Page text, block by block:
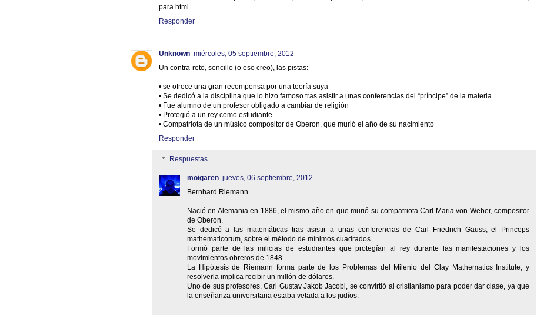
para.html
Responder
Unknown miércoles, 05 septiembre, 2012
Un contra-reto, sencillo (o eso creo), las pistas:
• se ofrece una gran recompensa por una teoría suya
• Se dedicó a la disciplina que lo hizo famoso tras asistir a unas conferencias del “príncipe” de la materia
• Fue alumno de un profesor obligado a cambiar de religión
• Protegió a un rey como estudiante
• Compatriota de un músico compositor de Oberon, que murió el año de su nacimiento
Responder
Respuestas
moigaren jueves, 06 septiembre, 2012
Bernhard Riemann.
Nació en Alemania en 1886, el mismo año en que murió su compatriota Carl Maria von Weber, compositor
de Oberon.
Se dedicó a las matemáticas tras asistir a unas conferencias de Carl Friedrich Gauss, el Princeps
mathematicorum, sobre el método de mínimos cuadrados.
Formó parte de las milicias de estudiantes que protegían al rey durante las manifestaciones y los
movimientos obreros de 1848.
La Hipótesis de Riemann forma parte de los Problemas del Milenio del Clay Mathematics Institute, y
resolverla implica recibir un millón de dólares.
Uno de sus profesores, Carl Gustav Jakob Jacobi, se convirtió al cristianismo para poder dar clase, ya que
la enseñanza universitaria estaba vetada a los judíos.